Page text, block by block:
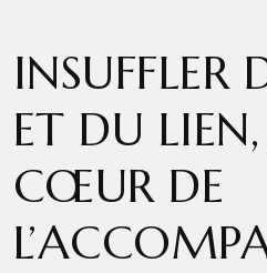
INSUFFLER
ET DU
CŒUR DE